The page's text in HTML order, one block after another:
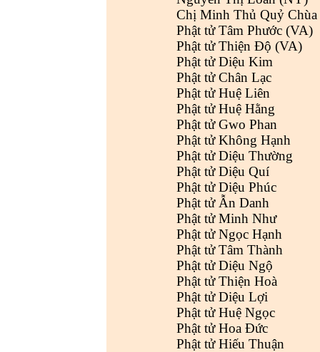
Chị Minh Thủ Quỷ Chùa
Phật tử Tâm Phước (VA)
Phật tử Thiện Độ (VA)
Phật tử Diệu Kim
Phật tử Chân Lạc
Phật tử Huệ Liên
Phật tử Huệ Hằng
Phật tử Gwo Phan
Phật tử Không Hạnh
Phật tử Diệu Thường
Phật tử Diệu Quí
Phật tử Diệu Phúc
Phật tử Ẫn Danh
Phật tử Minh Như
Phật tử Ngọc Hạnh
Phật tử Tâm Thành
Phật tử Diệu Ngộ
Phật tử Thiện Hoà
Phật tử Diệu Lợi
Phật tử Huệ Ngọc
Phật tử Hoa Đức
Phật tử Hiếu Thuận